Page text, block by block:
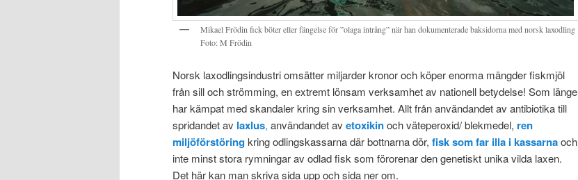
Mikael Frödin fick böter eller fängelse för ”olaga intrång” när han dokumenterade baksidorna med norsk laxodling
Foto: M Frödin
Norsk laxodlingsindustri omsätter miljarder kronor och köper enorma mängder fiskmjöl
från sill och strömming, en extremt lönsam verksamhet av nationell betydelse! Som länge
har kämpat med skandaler kring sin verksamhet. Allt från användandet av antibiotika till
spridandet av laxlus, användandet av etoxikinoch väteperoxid/ blekmedel, ren
miljöförstöringkring odlingskassarna där bottnarna dör, fisk som far illa i kassarnaoch
inte minst stora rymningar av odlad fisk som förorenar den genetiskt unika vilda laxen.
Det här kan man skriva sida upp och sida ner om.